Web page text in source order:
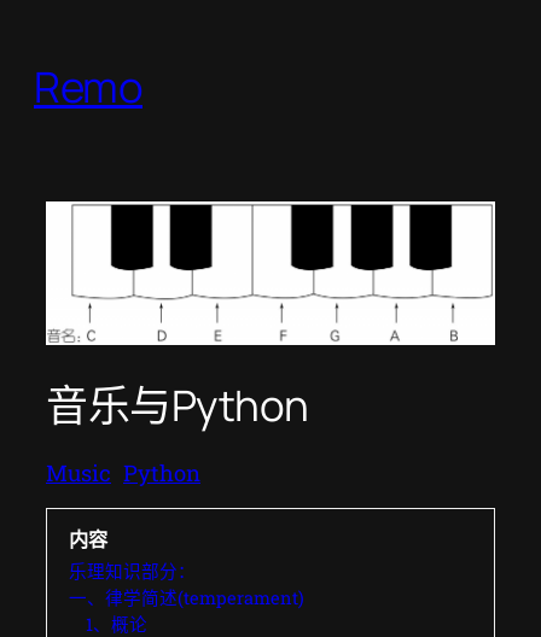
Remo
音乐与Python
Music Python
内容
乐理知识部分：
一、律学简述(temperament)
1、概论